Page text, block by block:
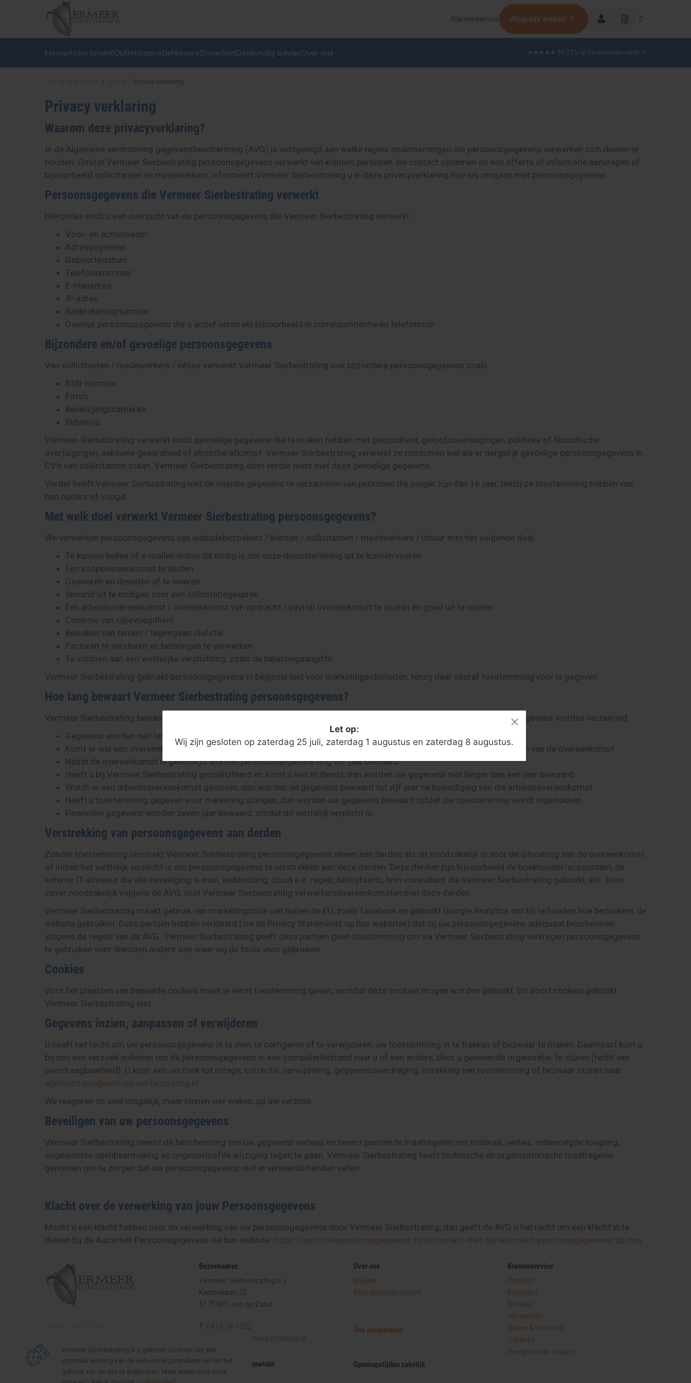
Klantenservice Afspraak maken 0
HomeAssortimentOutlet InspiratieNieuwsShowtuin Deskundig adviesOver ons ★★★★★ 99.22% op 5sterrenspecialist.nl
Privacy verklaring
Privacy verklaring
Waarom deze privacyverklaring?
In de Algemene verordening gegevensbescherming (AVG) is vastgelegd aan welke regels ondernemingen die persoonsgegevens verwerken zich dienen te
houden. Omdat Vermeer Sierbestrating persoonsgegevens verwerkt van klanten, personen die contact opnemen en een offerte of informatie aanvragen of
bijvoorbeeld sollicitanten en medewerkers, informeert Vermeer Sierbestrating u in deze privacyverklaring hoe wij omgaan met persoonsgegevens.
Persoonsgegevens die Vermeer Sierbestrating verwerkt
Hieronder vindt u een overzicht van de persoonsgegevens die Vermeer Sierbestrating verwerkt:
Voor- en achternaam
Adresgegevens
Geboortedatum
Telefoonnummer
E-mailadres
IP-adres
Bankrekeningnummer
Overige persoonsgegevens die u actief verstrekt bijvoorbeeld in correspondentie en telefonisch
Bijzondere en/of gevoelige persoonsgegevens
Van sollicitanten / medewerkers / inhuur verwerkt Vermeer Sierbestrating ook bijzondere persoonsgegevens zoals:
BSN-nummer
Foto’s
Beveiligingscamera’s
Rijbewijs
Vermeer Sierbestrating verwerkt nooit gevoelige gegevens die te maken hebben met gezondheid, geloofsovertuigingen, politieke of filosofische
overtuigingen, seksuele geaardheid of etnische afkomst. Vermeer Sierbestrating verwerkt ze misschien wel als er dergelijk gevoelige persoonsgegevens in
CV’s van sollicitanten staan. Vermeer Sierbestrating doet verder niets met deze gevoelige gegevens.
Verder heeft Vermeer Sierbestrating niet de intentie gegevens te verzamelen van personen die jonger zijn dan 16 jaar, tenzij ze toestemming hebben van
hun ouders of voogd.
Met welk doel verwerkt Vermeer Sierbestrating persoonsgegevens?
We verwerken persoonsgegevens van websitebezoekers / klanten / sollicitanten / medewerkers / inhuur met het volgende doel:
Te kunnen bellen of e-mailen indien dit nodig is om onze dienstverlening uit te kunnen voeren
Een koopovereenkomst te sluiten
Goederen en diensten af te leveren
Iemand uit te nodigen voor een sollicitatiegesprek
Een arbeidsovereenkomst / overeenkomst van opdracht / payroll overeenkomst te sluiten en goed uit te voeren
Controle van rijbevoegdheid
Bewaken van terrein / tegengaan diefstal
Facturen te versturen en betalingen te verwerken
Te voldoen aan een wettelijke verplichting, zoals de belastingaangifte.
Vermeer Sierbestrating gebruikt persoonsgegevens in beginsel niet voor marketingactiviteiten, tenzij daar vooraf toestemming voor is gegeven.
Hoe lang bewaart Vermeer Sierbestrating persoonsgegevens?
Vermeer Sierbestrating bewaart persoonsgegevens niet langer dan strikt nodig is om de doelen te realiseren waarvoor de gegevens worden verzameld.
Gegevens worden niet langer dan twee jaar bewaard indien er geen overeenkomst tot stand komt.
Komt er wel een overeenkomst tot stand, dan worden persoonsgegevens bewaard zolang dit nodig is voor het uitvoeren van de overeenkomst.
Nadat de overeenkomst is geëindigd worden persoonsgegevens nog vijf jaar bewaard.
Heeft u bij Vermeer Sierbestrating gesolliciteerd en komt u niet in dienst, dan worden uw gegevens niet langer dan een jaar bewaard.
Wordt er een arbeidsovereenkomst gesloten, dan worden de gegevens bewaard tot vijf jaar na beëindiging van die arbeidsovereenkomst.
Heeft u toestemming gegeven voor marketing uitingen, dan worden uw gegevens bewaard totdat die toestemming wordt ingetrokken.
Financiële gegevens worden zeven jaar bewaard, omdat dit wettelijk verplicht is.
Verstrekking van persoonsgegevens aan derden
Zonder toestemming verstrekt Vermeer Sierbestrating persoonsgegevens alleen aan derden als dit noodzakelijk is voor de uitvoering van de overeenkomst
of indien het wettelijk verplicht is om persoonsgegevens te verstrekken aan deze derden. Deze derden zijn bijvoorbeeld de boekhouder/accountant, de
externe IT-adviseur die alle beveiliging, e-mail, webhosting, cloud e.d. regelt, bedrijfsarts, hrm-consultant die Vermeer Sierbestrating gebruikt, etc. Voor
zover noodzakelijk volgens de AVG, sluit Vermeer Sierbestrating verwerkersovereenkomsten met deze derden.
Vermeer Sierbestrating maakt gebruik van marketingtools van buiten de EU, zoals facebook en gebruikt Google Analytics om bij te houden hoe bezoekers de
website gebruiken. Deze partijen hebben verklaard (zie de Privacy Statements op hun websites) dat zij uw persoonsgegevens adequaat beschermen
volgens de regels van de AVG. Vermeer Sierbestrating geeft deze partijen geen toestemming om via Vermeer Sierbestrating verkregen persoonsgegevens
te gebruiken voor diensten anders dan waar wij de tools voor gebruiken.
Cookies
Voor het plaatsen van bepaalde cookies moet je eerst toestemming geven, voordat deze cookies mogen worden gebruikt. Dit soort cookies gebruikt
Vermeer Sierbestrating niet.
Gegevens inzien, aanpassen of verwijderen
U heeft het recht om uw persoonsgegevens in te zien, te corrigeren of te verwijderen, uw toestemming in te trekken of bezwaar te maken. Daarnaast kunt u
bij ons een verzoek indienen om de persoonsgegevens in een computerbestand naar u of een andere, door u genoemde organisatie, te sturen (recht van
overdraagbaarheid). U kunt een verzoek tot inzage, correctie, verwijdering, gegevensoverdraging, intrekking van toestemming of bezwaar sturen naar
administratie@vermeersierbestrating.nl
We reageren zo snel mogelijk, maar binnen vier weken, op uw verzoek.
Beveiligen van uw persoonsgegevens
Vermeer Sierbestrating neemt de bescherming van uw gegevens serieus en neemt passende maatregelen om misbruik, verlies, onbevoegde toegang,
ongewenste openbaarmaking en ongeoorloofde wijziging tegen te gaan. Vermeer Sierbestrating heeft technische en organisatorische maatregelen
genomen om te zorgen dat uw persoonsgegevens niet in verkeerde handen vallen.
Klacht over de verwerking van jouw Persoonsgegevens
Mocht u een klacht hebben over de verwerking van uw persoonsgegevens door Vermeer Sierbestrating, dan geeft de AVG u het recht om een klacht in te
dienen bij de Autoriteit Persoonsgegevens via hun website: https://autoriteitpersoonsgegevens.nl/nl/contact-met-de-autoriteit-persoonsgegevens/tip-ons
Bezoekadres
Vermeer Sierbestrating b.v.
Kasteellaan 22
5175 BD Loon op Zand
T: 0416-36 1302
info@vermeersierbestrating.nl
Openingstijden showtuin
Over ons
Nieuws
Veel gestelde vragen
Ons assortiment
Openingstijden zakelijk
Klantenservice
Contact
Bestellen
Betalen
Verzenden
Ruilen & retouren
Garantie
Veelgestelde vragen
Vermeer Sierbestrating b.v. gebruikt cookies om een
optimale werking van de website te garanderen en om het
gebruik van de site te analyseren. Meer weten over onze
Let op:
Wij zijn gesloten op zaterdag 25 juli, zaterdag 1 augustus en zaterdag 8 augustus.